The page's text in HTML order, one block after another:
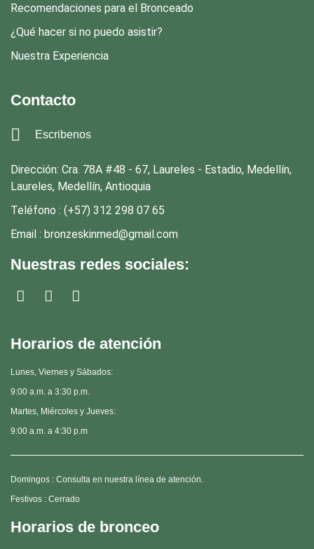
Recomendaciones para el Bronceado
¿Qué hacer si no puedo asistir?
Nuestra Experiencia
Contacto
Escribenos
Dirección: Cra. 78A #48 - 67, Laureles - Estadio, Medellín,
Laureles, Medellín, Antioquia
Teléfono : (+57) 312 298 07 65
Email : bronzeskinmed@gmail.com
Nuestras redes sociales:
Horarios de atención
Lunes, Viernes y Sábados:
9:00 a.m. a 3:30 p.m.
Martes, Miércoles y Jueves:
9:00 a.m. a 4:30 p.m
Domingos : Consulta en nuestra línea de atención.
Festivos : Cerrado
Horarios de bronceo